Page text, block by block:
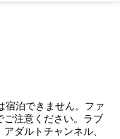
宿泊できません。ファ
ご注意ください。ラブ
ダルトチャンネル、